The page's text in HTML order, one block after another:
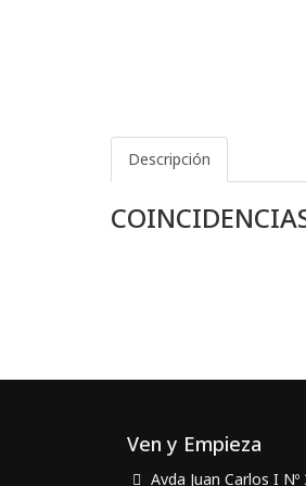
Descripción
Ven y Empieza
Avda Juan Carlos I